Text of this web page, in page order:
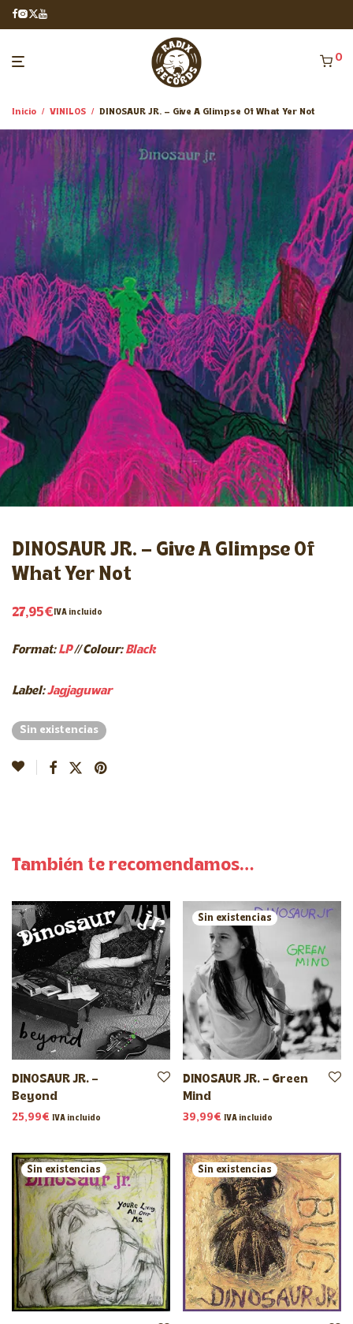
0
Inicio / VINILOS / DINOSAUR JR. – Give A Glimpse Of What Yer Not
DINOSAUR JR. – Give A Glimpse Of
What Yer Not
27,95€IVA incluido
Format:LP//Colour:Black
Label:Jagjaguwar
Sin existencias
También te recomendamos…
DINOSAUR JR. –
Beyond
25,99€ IVA incluido
DINOSAUR JR. – Green
Mind
39,99€ IVA incluido